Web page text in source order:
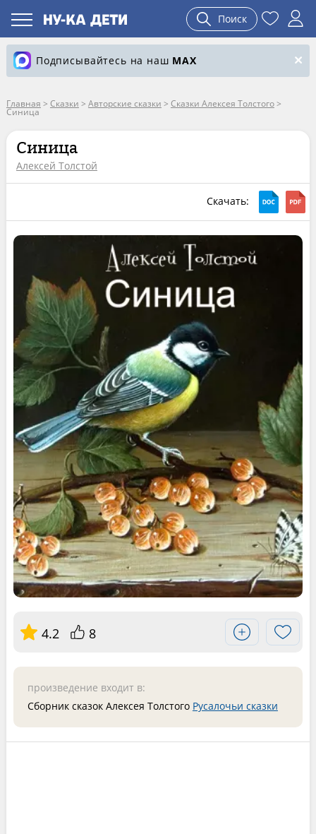
Поиск
Подписывайтесь на наш MAX
Главная > Сказки > Авторские сказки > Сказки Алексея Толстого>
Синица
Синица
Алексей Толстой
Скачать:
4.2 8
произведение входит в:
Сборник сказок Алексея Толстого Русалочьи сказки